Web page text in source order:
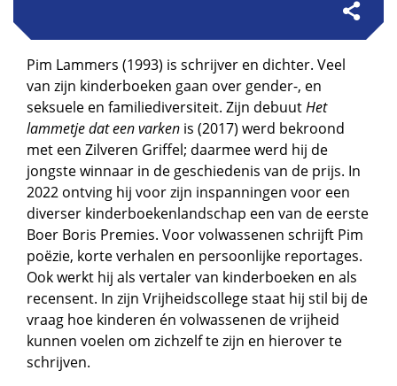
Pim Lammers (1993) is schrijver en dichter. Veel
van zijn kinderboeken gaan over gender-, en
seksuele en familiediversiteit. Zijn debuutHet
lammetje dat een varken is (2017) werd bekroond
met een Zilveren Griffel; daarmee werd hij de
jongste winnaar in de geschiedenis van de prijs. In
2022 ontving hij voor zijn inspanningen voor een
diverser kinderboekenlandschap een van de eerste
Boer Boris Premies. Voor volwassenen schrijft Pim
poëzie, korte verhalen en persoonlijke reportages.
Ook werkt hij als vertaler van kinderboeken en als
recensent. In zijn Vrijheidscollege staat hij stil bij de
vraag hoe kinderen én volwassenen de vrijheid
kunnen voelen om zichzelf te zijn en hierover te
schrijven.